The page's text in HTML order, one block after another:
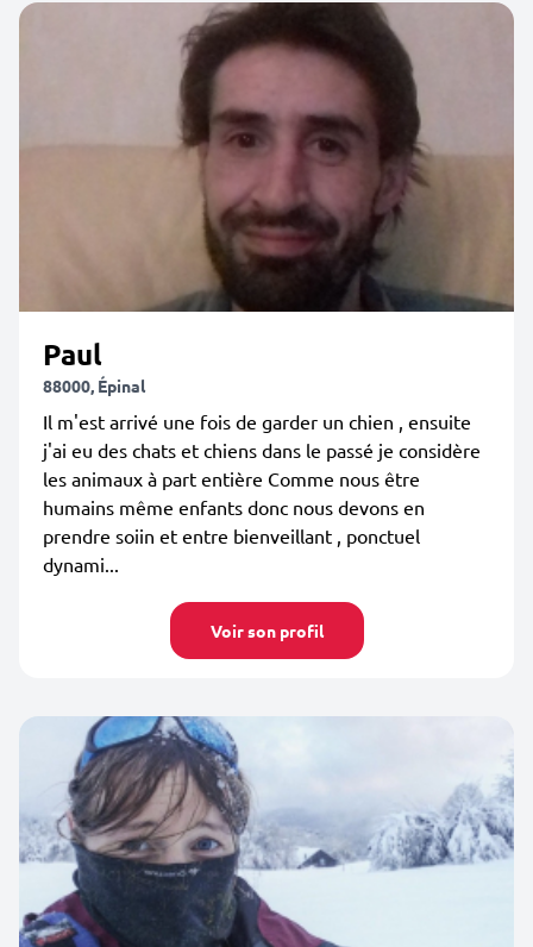
Paul
88000, Épinal
Il m'est arrivé une fois de garder un chien , ensuite
j'ai eu des chats et chiens dans le passé je considère
les animaux à part entière Comme nous être
humains même enfants donc nous devons en
prendre soiin et entre bienveillant , ponctuel
dynami...
Voir son profil